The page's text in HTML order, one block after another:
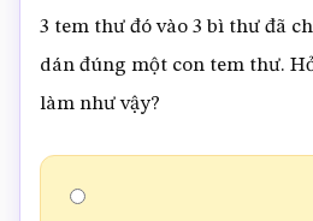
3 tem thư đó vào 3 bì thư đã
dán đúng một con tem thư.
làm như vậy?